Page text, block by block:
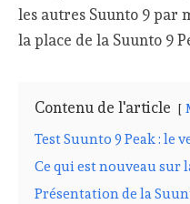
les autres Suunto 9 par
la place de la Suunto 9
Contenu de l'article
Test Suunto 9 Peak : le
Ce qui est nouveau sur
Présentation de la